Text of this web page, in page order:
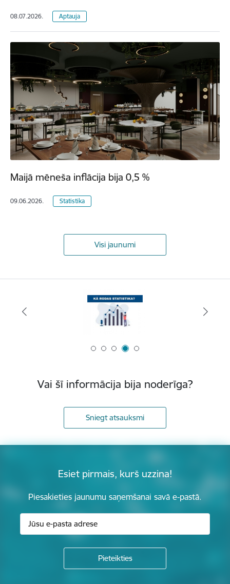
08.07.2026. Aptauja
Maijā mēneša inflācija bija 0,5 %
09.06.2026. Statistika
Visi jaunumi
Vai šī informācija bija noderīga?
Sniegt atsauksmi
Esiet pirmais, kurš uzzina!
Piesakieties jaunumu saņemšanai savā e-pastā.